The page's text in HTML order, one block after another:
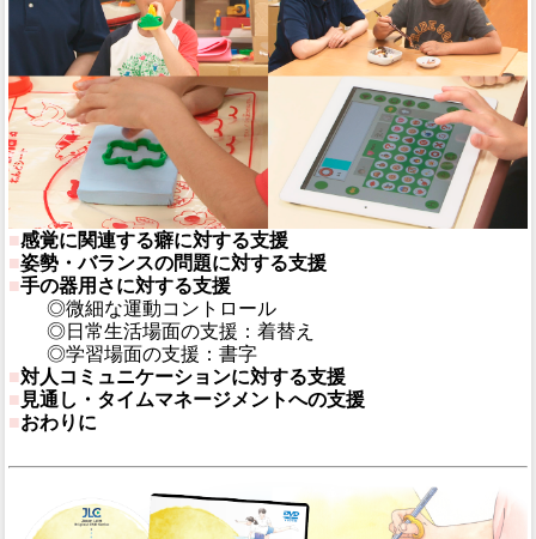
■感覚に関連する癖に対する支援
■姿勢・バランスの問題に対する支援
■手の器用さに対する支援
◎微細な運動コントロール
◎日常生活場面の支援：着替え
◎学習場面の支援：書字
■対人コミュニケーションに対する支援
■ 見通し・タイムマネージメントへの支援
■おわりに